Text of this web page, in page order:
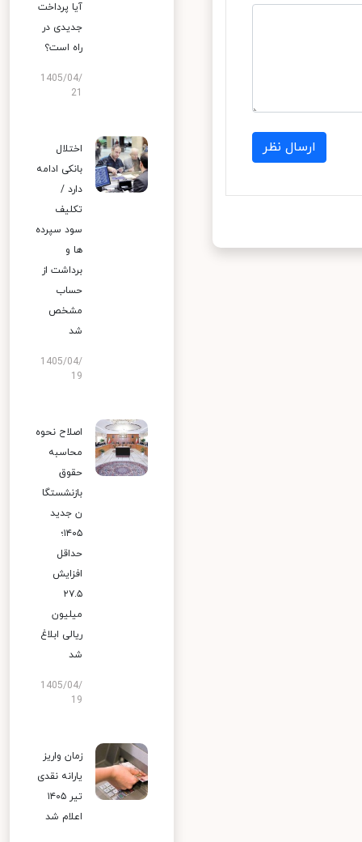
ارسال نظر
آیا پرداخت
جدیدی در
راه است؟
1405/04/
اختلال
بانکی ادامه
دارد /
تکلیف
سود سپرده
ها و
برداشت از
حساب
مشخص
شد
1405/04/
19
اصلاح نحوه
محاسبه
حقوق
بازنشستگا
ن جدید
۱۴۰۵؛
حداقل
افزایش
۲۷.۵
میلیون
ریالی ابلاغ
شد
1405/04/
19
زمان واریز
یارانه نقدی
تیر ۱۴۰۵
اعلام شد